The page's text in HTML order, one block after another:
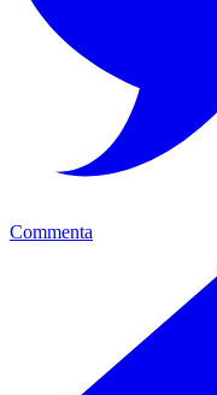
Commenta